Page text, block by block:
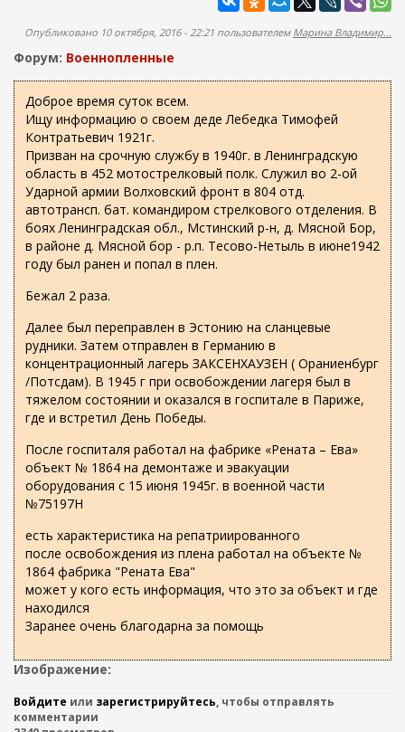
п
о
и
с
к
а
Опубликовано 10 октября, 2016 - 22:21 пользователем Марина Владимир...
Форум: Военнопленные
Доброе время суток всем.
Ищу информацию о своем деде Лебедка Тимофей
Контратьевич 1921г.
Призван на срочную службу в 1940г. в Ленинградскую
область в 452 мотострелковый полк. Служил во 2-ой
Ударной армии Волховский фронт в 804 отд.
автотрансп. бат. командиром стрелкового отделения. В
боях Ленинградская обл., Мстинский р-н, д. Мясной Бор,
в районе д. Мясной бор - р.п. Тесово-Нетыль в июне1942
году был ранен и попал в плен.
Бежал 2 раза.
Далее был переправлен в Эстонию на сланцевые
рудники. Затем отправлен в Германию в
концентрационный лагерь ЗАКСЕНХАУЗЕН ( Ораниенбург
/Потсдам). В 1945 г при освобождении лагеря был в
тяжелом состоянии и оказался в госпитале в Париже,
где и встретил День Победы.
После госпиталя работал на фабрике «Рената – Ева»
объект № 1864 на демонтаже и эвакуации
оборудования с 15 июня 1945г. в военной части
№75197Н
есть характеристика на репатриированного
после освобождения из плена работал на объекте №
1864 фабрика "Рената Ева"
может у кого есть информация, что это за объект и где
находился
Заранее очень благодарна за помощь
Изображение:
Войдите или зарегистрируйтесь, чтобы отправлять
комментарии